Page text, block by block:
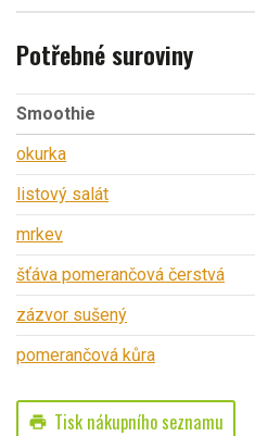
Potřebné suroviny
Smoothie
okurka
listový salát
mrkev
šťáva pomerančová čerstvá
zázvor sušený
pomerančová kůra
print Tisk nákupního seznamu